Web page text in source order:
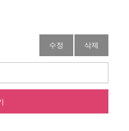
수정 삭제